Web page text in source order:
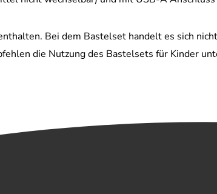
Bei dem Bastelset handelt es sich
die Nutzung des Bastelsets für Kinder